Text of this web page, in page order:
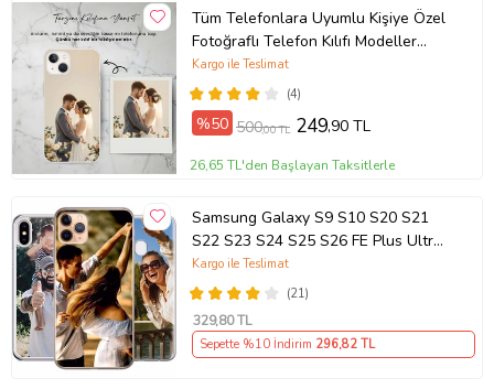
Tüm Telefonlara Uyumlu Kişiye Özel
Fotoğraflı Telefon Kılıfı Modeller
Açıklamada
(4)
Kargo ile Teslimat
%50 500,00 TL 249,90 TL
26,65 TL'den Başlayan Taksitlerle
Samsung Galaxy S9 S10 S20 S21
S22 S23 S24 S25 S26 FE Plus Ultra
Kılıf Kişiye Özel Resimli Fotoğraflı
Silikon
(21)
Kargo ile Teslimat
329,80 TL
Sepette %10 İndirim 296,82 TL